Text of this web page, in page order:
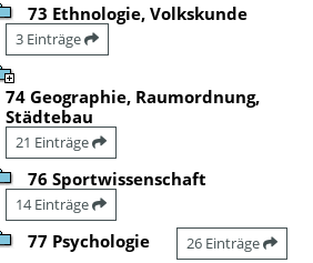
73 Ethnologie, Volkskunde
3 Einträge
74 Geographie, Raumordnung,
Städtebau
21 Einträge
76 Sportwissenschaft
14 Einträge
77 Psychologie 26 Einträge